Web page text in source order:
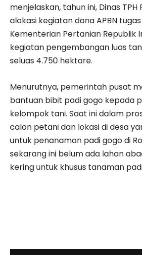
menjelaskan, tahun ini, Dinas
alokasi kegiatan dana APBN
Kementerian Pertanian Republik
kegiatan pengembangan luas
seluas 4.750 hektare.
Menurutnya, pemerintah pusat
bantuan bibit padi gogo kepada
kelompok tani. Saat ini dalam
calon petani dan lokasi di desa
untuk penanaman padi gogo di
sekarang ini belum ada lahan
kering untuk khusus tanaman